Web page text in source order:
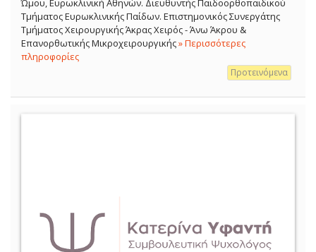
Ώμου, Ευρωκλινική Αθηνών. Διευθυντής Παιδοορθοπαιδικού
Τμήματος Ευρωκλινικής Παίδων. Επιστημονικός Συνεργάτης
Τμήματος Χειρουργικής Άκρας Χειρός - Άνω Άκρου &
Επανορθωτικής Μικροχειρουργικής» Περισσότερες
πληροφορίες
Προτεινόμενα